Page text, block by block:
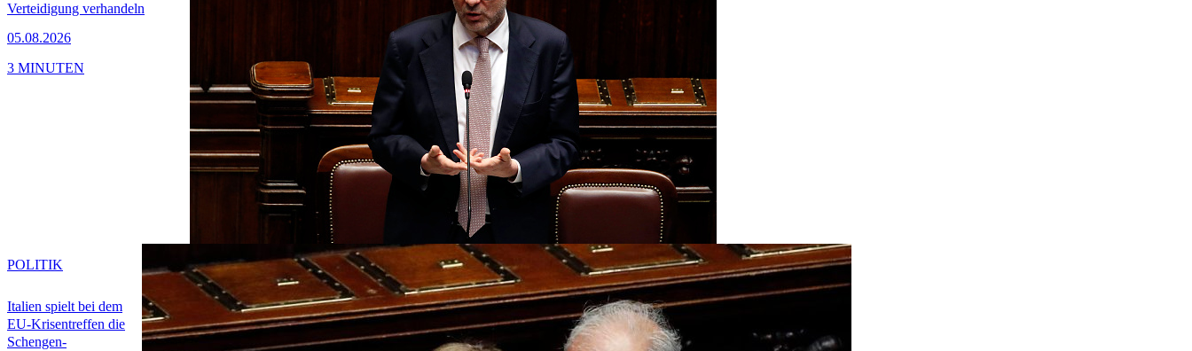
Verteidigung verhandeln
05.08.2026
3 MINUTEN
Italien spielt bei dem
EU-Krisentreffen die
Schengen-
POLITIK